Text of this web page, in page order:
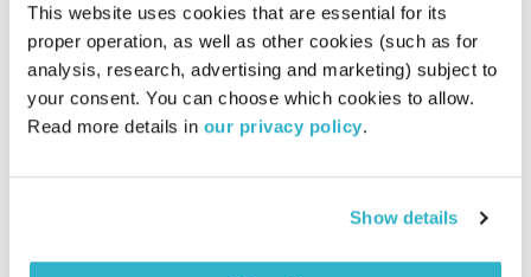
This website uses cookies that are essential for its
proper operation, as well as other cookies (such as for
analysis, research, advertising and marketing) subject to
your consent. You can choose which cookies to allow.
Read more details in our privacy policy.
Show details
המחסן של יוסי בבליקי – 2.5.19
המחסן של יוסי בבליקי
רובן להבויוסי בבליקי
והיסטוריה יהודית, לשיחה על טראומה מתגלגלת, השואה, האדמו"ר
אודיו